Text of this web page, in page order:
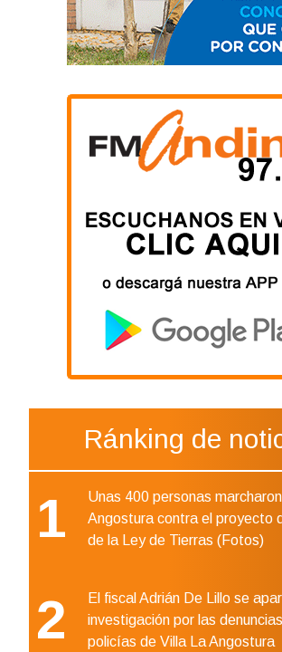
Ránking de
1
Unas 400 personas
Angostura contra el proyecto
de la Ley de Tierras (Fotos)
2
El fiscal Adrián De Lillo se
investigación por las
policías de Villa La Angostura